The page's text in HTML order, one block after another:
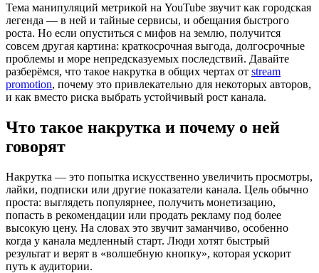
Тема манипуляций метрикой на YouTube звучит как городская
легенда — в ней и тайные сервисы, и обещания быстрого
роста. Но если опуститься с мифов на землю, получится
совсем другая картина: краткосрочная выгода, долгосрочные
проблемы и море непредсказуемых последствий. Давайте
разберёмся, что такое накрутка в общих чертах от stream
promotion, почему это привлекательно для некоторых авторов,
и как вместо риска выбрать устойчивый рост канала.
Что такое накрутка и почему о ней
говорят
Накрутка — это попытка искусственно увеличить просмотры,
лайки, подписки или другие показатели канала. Цель обычно
проста: выглядеть популярнее, получить монетизацию,
попасть в рекомендации или продать рекламу под более
высокую цену. На словах это звучит заманчиво, особенно
когда у канала медленный старт. Люди хотят быстрый
результат и верят в «волшебную кнопку», которая ускорит
путь к аудитории.